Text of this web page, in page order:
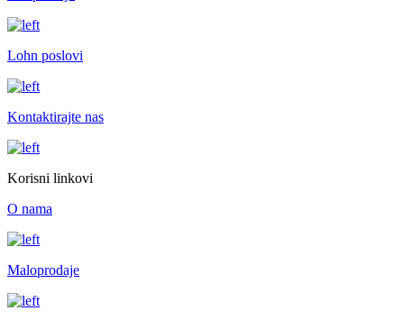
Lohn poslovi
Kontaktirajte nas
Korisni linkovi
O nama
Maloprodaje